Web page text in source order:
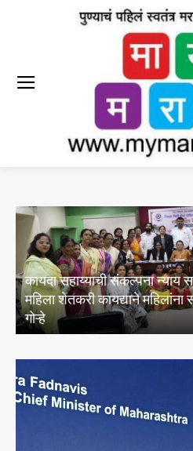
भंडारा येथील तीन वर्षीय
कठोर व जलद कारवाईची मागणी;
आराखडा राबविण्याची डॉ. नीलम